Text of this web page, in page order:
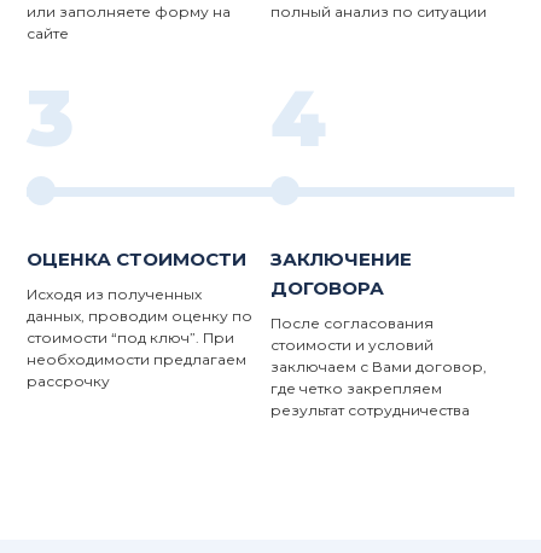
или заполняете форму на
сайте
полный анализ по ситуации
3
ОЦЕНКА СТОИМОСТИ
Исходя из полученных
данных, проводим оценку по
стоимости “под ключ”. При
необходимости предлагаем
рассрочку
4
ЗАКЛЮЧЕНИЕ
ДОГОВОРА
После согласования
стоимости и условий
заключаем с Вами договор,
где четко закрепляем
результат сотрудничества